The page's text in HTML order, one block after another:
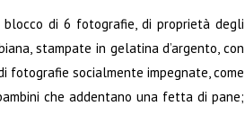
di 6 fotografie, di proprietà degli
stampate in gelatina d’argento, con
fotografie socialmente impegnate, come
che addentano una fetta di pane;